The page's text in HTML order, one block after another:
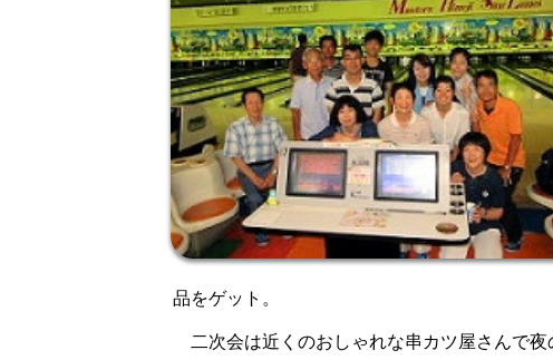
品をゲット。
二次会は近くのおしゃれな串カツ屋さんで夜